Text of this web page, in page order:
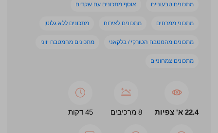
מתכונים טבעוניים אוסף מתכונים עם שקדים
מתכוני ממרחים מתכונים לאירוח מתכונים ללא גלוטן
מתכונים מהמטבח הטורקי / בלקאני מתכונים מהמטבח יווני
מתכונים צמחוניים
22.4 א' צפיות 8 מרכיבים 45 דקות